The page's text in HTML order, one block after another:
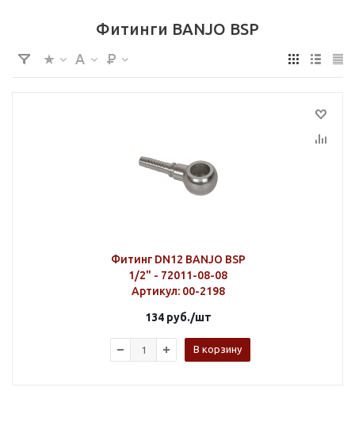
Фитинги BANJO BSP
Фитинг DN12 BANJO BSP
1/2" - 72011-08-08
Артикул: 00-2198
134руб./шт
В корзину